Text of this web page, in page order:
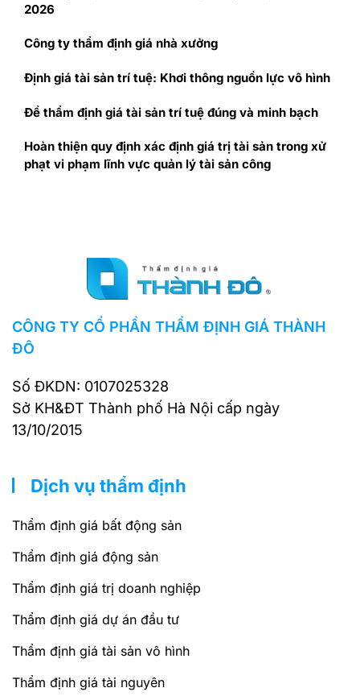
2026
Công ty thẩm định giá nhà xưởng
Định giá tài sản trí tuệ: Khơi thông nguồn lực vô hình
Để thẩm định giá tài sản trí tuệ đúng và minh bạch
Hoàn thiện quy định xác định giá trị tài sản trong xử
phạt vi phạm lĩnh vực quản lý tài sản công
CÔNG TY CỔ PHẦN THẨM ĐỊNH GIÁ THÀNH
ĐÔ
Số ĐKDN: 0107025328
Sở KH&ĐT Thành phố Hà Nội cấp ngày
13/10/2015
Dịch vụ thẩm định
Thẩm định giá bất động sản
Thẩm định giá động sản
Thẩm định giá trị doanh nghiệp
Thẩm định giá dự án đầu tư
Thẩm định giá tài sản vô hình
Thẩm định giá tài nguyên